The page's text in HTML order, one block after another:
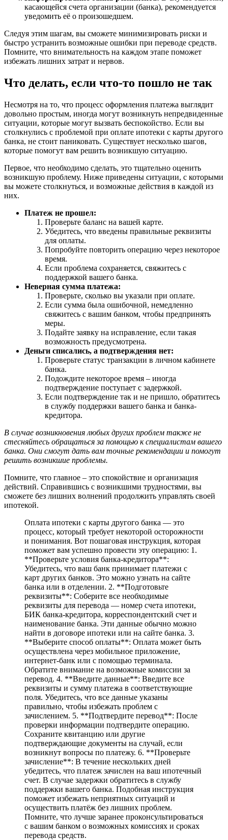
касающейся счета организации (банка), рекомендуется
уведомить её о произошедшем.
Следуя этим шагам, вы сможете минимизировать риски и
быстро устранить возможные ошибки при переводе средств.
Помните, что внимательность на каждом этапе поможет
избежать лишних затрат и нервов.
Что делать, если что-то пошло не так
Несмотря на то, что процесс оформления платежа выглядит
довольно простым, иногда могут возникнуть непредвиденные
ситуации, которые могут вызвать беспокойство. Если вы
столкнулись с проблемой при оплате ипотеки с карты другого
банка, не стоит паниковать. Существует несколько шагов,
которые помогут вам решить возникшую ситуацию.
Первое, что необходимо сделать, это тщательно оценить
возникшую проблему. Ниже приведены ситуации, с которыми
вы можете столкнуться, и возможные действия в каждой из
них.
Платеж не прошел:
Проверьте баланс на вашей карте.
Убедитесь, что введены правильные реквизиты
для оплаты.
Попробуйте повторить операцию через некоторое
время.
Если проблема сохраняется, свяжитесь с
поддержкой вашего банка.
Неверная сумма платежа:
Проверьте, сколько вы указали при оплате.
Если сумма была ошибочной, немедленно
свяжитесь с вашим банком, чтобы предпринять
меры.
Подайте заявку на исправление, если такая
возможность предусмотрена.
Деньги списались, а подтверждения нет:
Проверьте статус транзакции в личном кабинете
банка.
Подождите некоторое время – иногда
подтверждение поступает с задержкой.
Если подтверждение так и не пришло, обратитесь
в службу поддержки вашего банка и банка-
кредитора.
В случае возникновения любых других проблем также не
стесняйтесь обращаться за помощью к специалистам вашего
банка. Они смогут дать вам точные рекомендации и помогут
решить возникшие проблемы.
Помните, что главное – это спокойствие и организация
действий. Справившись с возникшими трудностями, вы
сможете без лишних волнений продолжить управлять своей
ипотекой.
Оплата ипотеки с карты другого банка — это
процесс, который требует некоторой осторожности
и понимания. Вот пошаговая инструкция, которая
поможет вам успешно провести эту операцию: 1.
**Проверьте условия банка-кредитора**:
Убедитесь, что ваш банк принимает платежи с
карт других банков. Это можно узнать на сайте
банка или в отделении. 2. **Подготовьте
реквизиты**: Соберите все необходимые
реквизиты для перевода — номер счета ипотеки,
БИК банка-кредитора, корреспондентский счет и
наименование банка. Эти данные обычно можно
найти в договоре ипотеки или на сайте банка. 3.
**Выберите способ оплаты**: Оплата может быть
осуществлена через мобильное приложение,
интернет-банк или с помощью терминала.
Обратите внимание на возможные комиссии за
перевод. 4. **Введите данные**: Введите все
реквизиты и сумму платежа в соответствующие
поля. Убедитесь, что все данные указаны
правильно, чтобы избежать проблем с
зачислением. 5. **Подтвердите перевод**: После
проверки информации подтвердите операцию.
Сохраните квитанцию или другие
подтверждающие документы на случай, если
возникнут вопросы по платежу. 6. **Проверьте
зачисление**: В течение нескольких дней
убедитесь, что платеж зачислен на ваш ипотечный
счет. В случае задержки обратитесь в службу
поддержки вашего банка. Подобная инструкция
поможет избежать неприятных ситуаций и
осуществить платёж без лишних проблем.
Помните, что лучше заранее проконсультироваться
с вашим банком о возможных комиссиях и сроках
перевода средств.